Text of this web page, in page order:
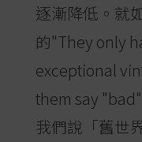
逐漸降低。就
的"They only
exceptional
them say
我們說「舊世